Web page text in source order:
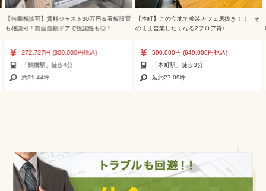
【何商相談可】賃料ジャスト30万円＆看板設置
も相談可！前面自動ドアで視認性も◎！
272,727円(300,000円税込)
「鶴橋駅」徒歩4分
約21.44坪
【本町】この立地で美装カフェ居抜き！！ そ
のまま営業したくなる2フロア貸♪
590,000円 (649,000円税込)
「本町駅」徒歩3分
延約27.09坪